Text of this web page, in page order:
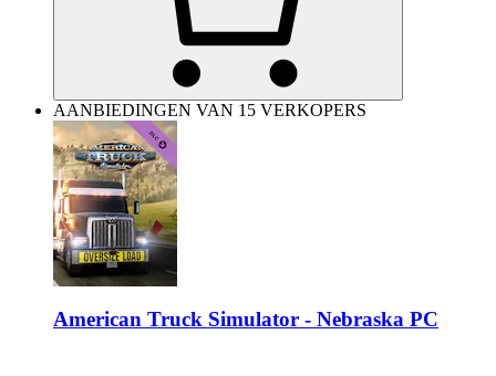
AANBIEDINGEN VAN 15 VERKOPERS
American Truck Simulator - Nebraska PC